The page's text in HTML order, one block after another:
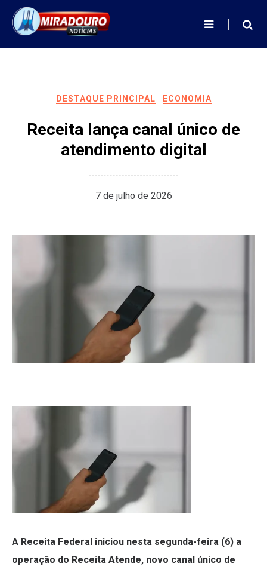
content
DESTAQUE PRINCIPAL ECONOMIA
Receita lança canal único de
atendimento digital
7 de julho de 2026
A Receita Federal iniciou nesta segunda-feira (6) a
operação do Receita Atende, novo canal único de